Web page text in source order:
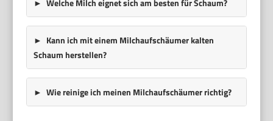
Kann ich mit einem Milchaufschäumer kalten
Schaum herstellen?
Wie reinige ich meinen Milchaufschäumer richtig?